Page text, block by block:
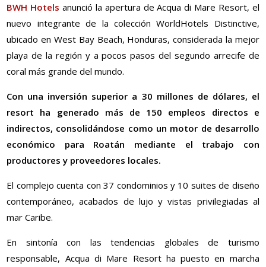
BWH Hotels anunció la apertura de Acqua di Mare Resort, el
nuevo integrante de la colección WorldHotels Distinctive,
ubicado en West Bay Beach, Honduras, considerada la mejor
playa de la región y a pocos pasos del segundo arrecife de
coral más grande del mundo.
Con una inversión superior a 30 millones de dólares, el
resort ha generado más de 150 empleos directos e
indirectos, consolidándose como un motor de desarrollo
económico para Roatán mediante el trabajo con
productores y proveedores locales.
El complejo cuenta con 37 condominios y 10 suites de diseño
contemporáneo, acabados de lujo y vistas privilegiadas al
mar Caribe.
En sintonía con las tendencias globales de turismo
responsable, Acqua di Mare Resort ha puesto en marcha